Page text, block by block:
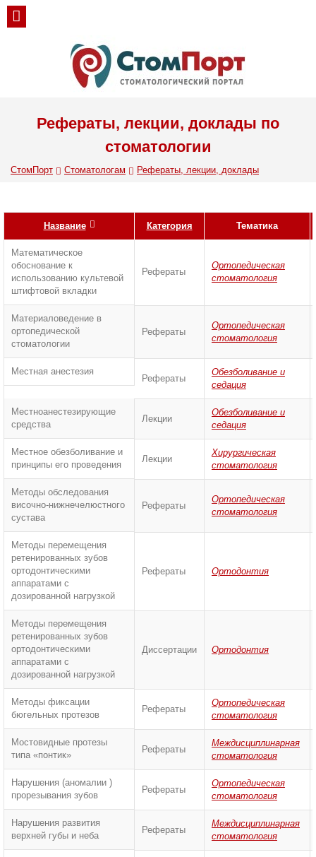
Рефераты, лекции, доклады по
стоматологии
СтомПорт Стоматологам Рефераты, лекции, доклады
Название Категория Тематика
Математическое
обоснование к
использованию культевой
штифтовой вкладки
Рефераты
Ортопедическая
стоматология
Материаловедение в
ортопедической
стоматологии
Рефераты
Ортопедическая
стоматология
Местная анестезия
Рефераты
Обезболивание и
седация
Местноанестезирующие
средства
Лекции
Обезболивание и
седация
Местное обезболивание и
принципы его проведения
Лекции
Хирургическая
стоматология
Методы обследования
височно-нижнечелюстного
сустава
Рефераты
Ортопедическая
стоматология
Методы перемещения
ретенированных зубов
ортодонтическими
аппаратами с
дозированной нагрузкой
Рефераты Ортодонтия
Методы перемещения
ретенированных зубов
ортодонтическими
аппаратами с
дозированной нагрузкой
Диссертации Ортодонтия
Методы фиксации
бюгельных протезов
Рефераты
Ортопедическая
стоматология
Мостовидные протезы
типа «понтик»
Рефераты
Междисциплинарная
стоматология
Нарушения (аномалии )
прорезывания зубов
Рефераты
Ортопедическая
стоматология
Нарушения развития
верхней губы и неба
Рефераты
Междисциплинарная
стоматология